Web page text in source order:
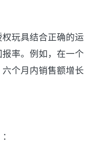
玩具结合正确的运
率。例如，在一个
个月内销售额增长